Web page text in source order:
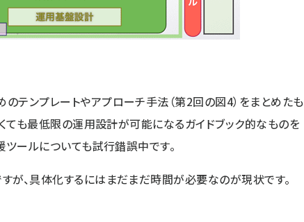
テンプレートやアプローチ手法（第2回の図4）をまとめたも
ても最低限の運用設計が可能になるガイドブック的なものを
ツールについても試行錯誤中です。
が、具体化するにはまだまだ時間が必要なのが現状です。